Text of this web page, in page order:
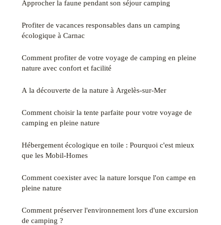
Approcher la faune pendant son séjour camping
Profiter de vacances responsables dans un camping
écologique à Carnac
Comment profiter de votre voyage de camping en pleine
nature avec confort et facilité
A la découverte de la nature à Argelès-sur-Mer
Comment choisir la tente parfaite pour votre voyage de
camping en pleine nature
Hébergement écologique en toile : Pourquoi c'est mieux
que les Mobil-Homes
Comment coexister avec la nature lorsque l'on campe en
pleine nature
Comment préserver l'environnement lors d'une excursion
de camping ?